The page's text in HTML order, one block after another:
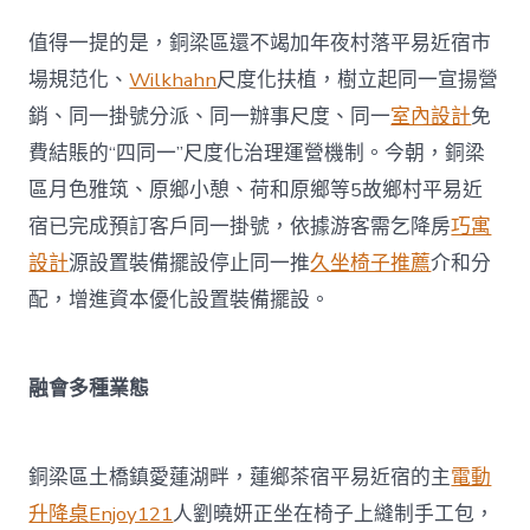
值得一提的是，銅梁區還不竭加年夜村落平易近宿市
場規范化、Wilkhahn尺度化扶植，樹立起同一宣揚營
銷、同一掛號分派、同一辦事尺度、同一室內設計免
費結賬的“四同一”尺度化治理運營機制。今朝，銅梁
區月色雅筑、原鄉小憩、荷和原鄉等5故鄉村平易近
宿已完成預訂客戶同一掛號，依據游客需乞降房巧寓
設計源設置裝備擺設停止同一推久坐椅子推薦介和分
配，增進資本優化設置裝備擺設。
融會多種業態
銅梁區土橋鎮愛蓮湖畔，蓮鄉茶宿平易近宿的主電動
升降桌Enjoy121人劉曉妍正坐在椅子上縫制手工包，